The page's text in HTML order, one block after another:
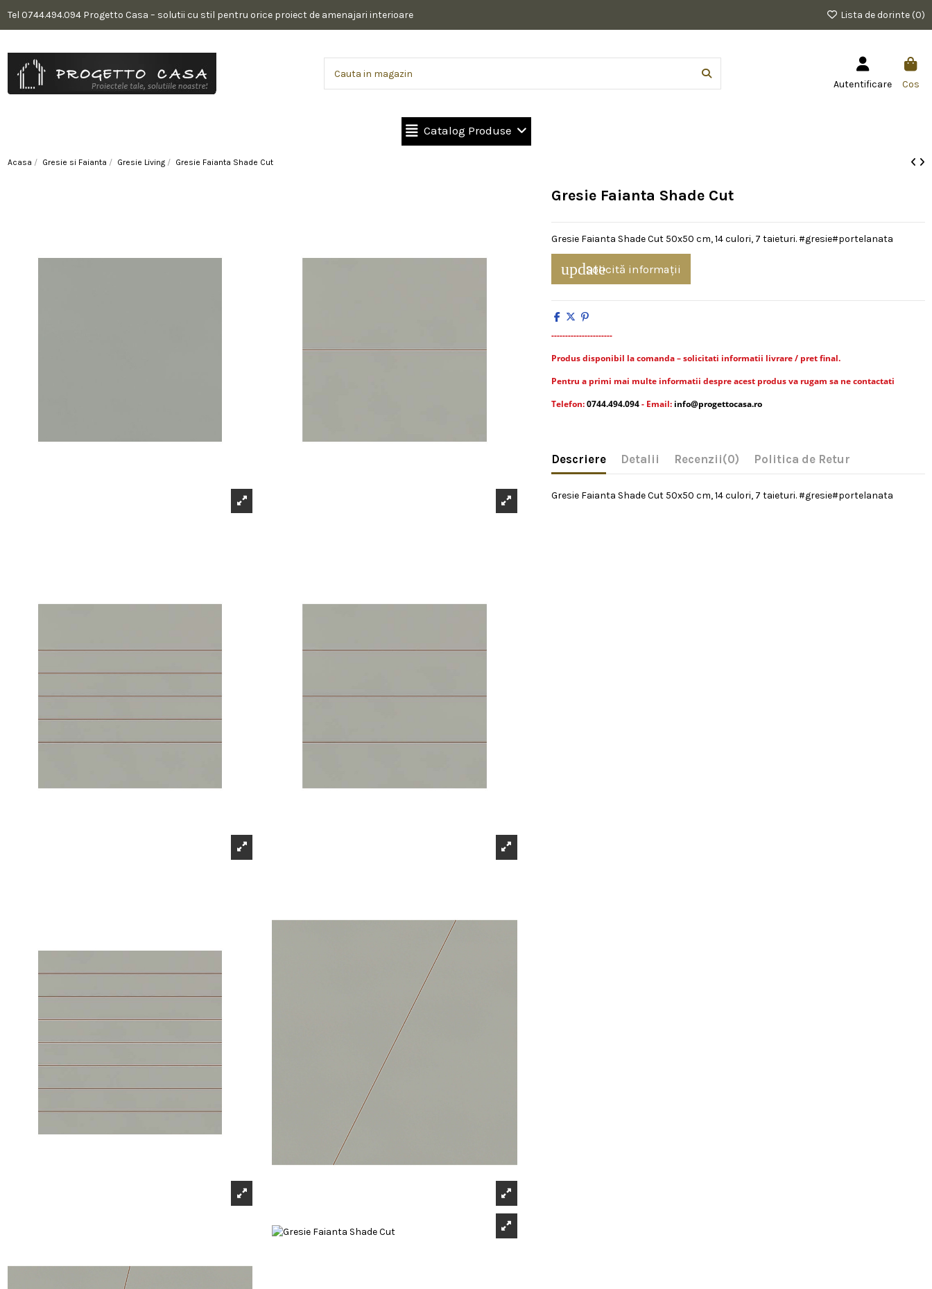
Tel 0744.494.094 Progetto Casa – solutii cu stil pentru orice proiect de amenajari interioare Lista de dorinte (0)
Autentificare Cos
Catalog Produse
Acasa Gresie si Faianta Gresie Living Gresie Faianta Shade Cut
Gresie Faianta Shade Cut
Gresie Faianta Shade Cut 50x50 cm, 14 culori, 7 taieturi. #gresie#portelanata
updateSolicită informații
----------------------
Produs disponibil la comanda – solicitati informatii livrare / pret final.
Pentru a primi mai multe informatii despre acest produs va rugam sa ne contactati
Telefon:0744.494.094- Email: info@progettocasa.ro
Descriere Detalii Recenzii(0) Politica de Retur
Gresie Faianta Shade Cut 50x50 cm, 14 culori, 7 taieturi. #gresie#portelanata